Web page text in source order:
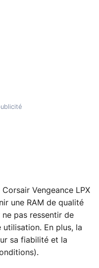
Vengeance LPX
une RAM de qualité
pas ressentir de
utilisation. En plus, la
sa fiabilité et la